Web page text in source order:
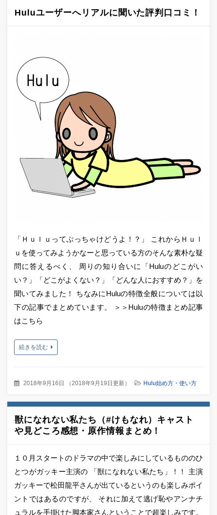
Huluユーザーへリアルに聞いた評判口コミ！
「Ｈｕｌｕってぶっちゃけどうよ！？」 これからＨｕｌ
ｕを使ってみようかなーと思っている方のそんな素朴な疑
問に答えるべく、 周りの知り合いに「Huluのどこがい
い？」「どこがよくない？」「どんな人におすすめ？」を
聞いてみました！ ちなみにHuluの特徴全般については以
下の記事でまとめています。 ＞＞Huluの特徴まとめ記事
はこちら
続きを読む
2018年9月16日 （2018年9月19日更新） Hulu始め方・使い方
獣になれない私たち（#けもなれ）キャスト
や見どころ感想・原作情報まとめ！
１０月スタートのドラマの中で楽しみにしているもののひ
とつがガッキー主演の 「獣になれない私たち」！！ 主演
ガッキーで松田龍平さんが出ているというのも楽しみポイ
ントではあるのですが、 それに加えて逃げ恥やアンナチ
ュラルを手掛けた脚本家さんということで超楽しみです。